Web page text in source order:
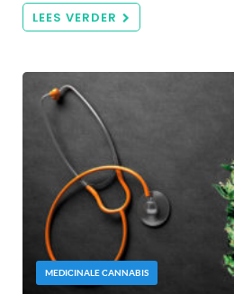
LEES VERDER
MEDICINALE CANNABIS